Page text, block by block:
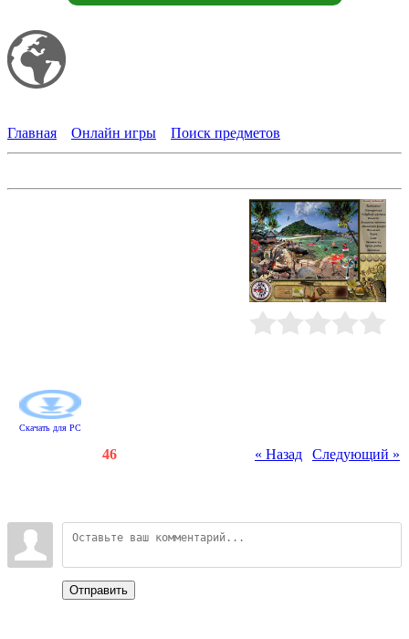
Главная
Онлайн игры Поиск предметов
Скачать для PC
« Назад Следующий »
46
Отправить